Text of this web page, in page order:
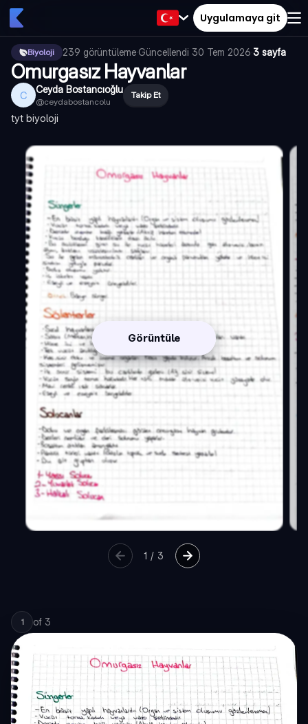
Uygulamaya git
Biyoloji 239 görüntüleme·Güncellendi 30 Tem 2026·3 sayfa
Omurgasız Hayvanlar
C Ceyda Bostancıoğlu
@ceydabostancolu
Takip Et
tyt biyoloji
Görüntüle
1 / 3
1 of 3